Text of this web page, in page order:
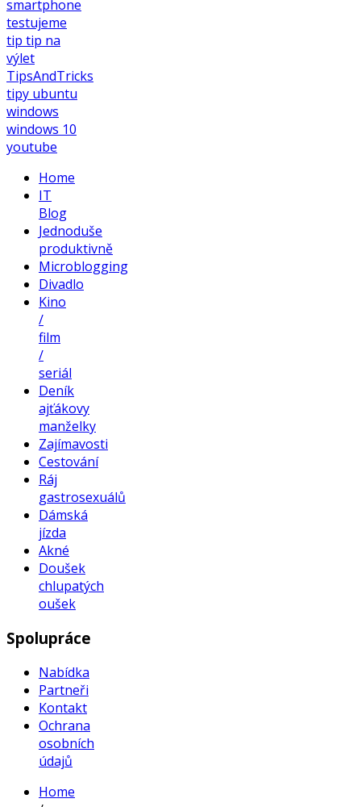
smartphone
testujeme
tip tip na
výlet
TipsAndTricks
tipy ubuntu
windows
windows 10
youtube
Home
IT
Blog
Jednoduše
produktivně
Microblogging
Divadlo
Kino
/
film
/
seriál
Deník
ajťákovy
manželky
Zajímavosti
Cestování
Ráj
gastrosexuálů
Dámská
jízda
Akné
Doušek
chlupatých
oušek
Spolupráce
Nabídka
Partneři
Kontakt
Ochrana
osobních
údajů
Home